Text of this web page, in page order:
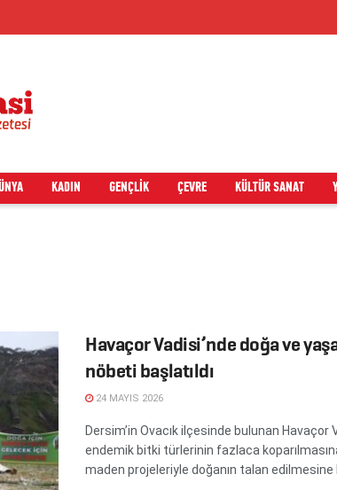
KADIN GENÇLIK ÇEVRE KÜLTÜR SANAT
Havaçor Vadisi’nde doğa ve
nöbeti başlatıldı
24 MAYIS 2026
Dersim’in Ovacık ilçesinde bulunan Havaçor
endemik bitki türlerinin fazlaca
maden projeleriyle doğanın talan edilmesine